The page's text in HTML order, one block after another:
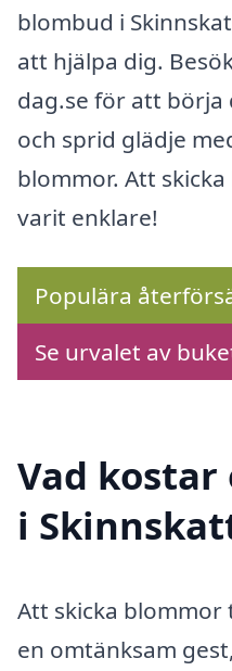
blombud i
att hjälpa dig.
dag.se för att börja
och sprid glädje
blommor. Att
varit enklare!
Populära
Se urvalet av
Vad
i
Att skicka blommor
en omtänksam